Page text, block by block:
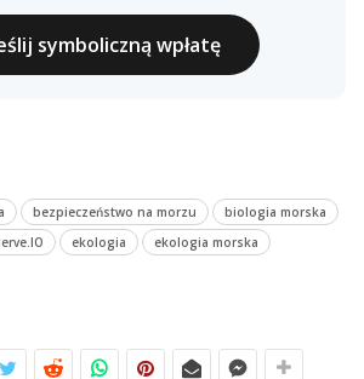
symboliczną wpłatę
bezpieczeństwo na morzu
biologia morska
ekologia
ekologia morska